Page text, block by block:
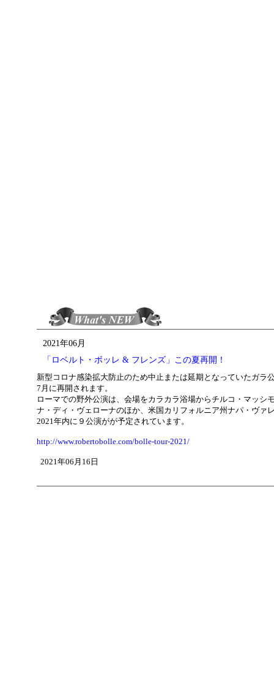
2021年06月
「ロベルト・ボッレ & フレンズ」この夏再開！
新型コロナ感染拡大防止のため中止または延期となっていたガラ
7月に再開されます。
ローマでの野外公演は、会場をカラカラ浴場からチルコ・マッシ
ナ・ディ・ヴェローナのほか、米国カリフォルニア州ナパ・ヴァ
2021年内に９公演がが予定されています。
http://www.robertobolle.com/bolle-tour-2021/
2021年06月16日